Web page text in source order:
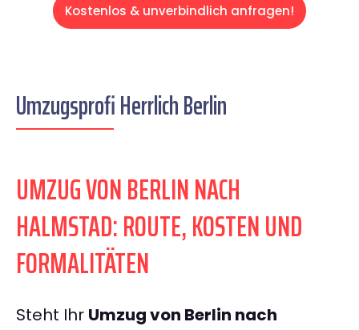
Kostenlos & unverbindlich anfragen!
Umzugsprofi Herrlich Berlin
UMZUG VON BERLIN NACH
HALMSTAD: ROUTE, KOSTEN UND
FORMALITÄTEN
Steht Ihr Umzug von Berlin nach